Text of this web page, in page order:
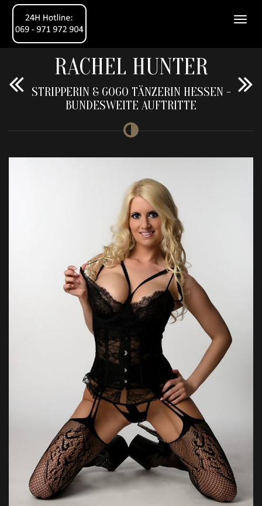
RACHEL HUNTER
STRIPPERIN & GOGO TÄNZERIN HESSEN -
BUNDESWEITE AUFTRITTE